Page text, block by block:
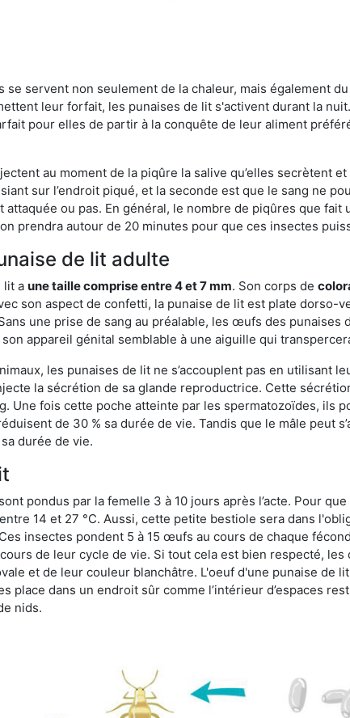
servent non seulement de la chaleur, mais également
leur forfait, les punaises de lit s'activent durant la
pour elles de partir à la conquête de leur aliment
au moment de la piqûre la salive qu’elles secrètent
sur l’endroit piqué, et la seconde est que le sang ne
ou pas. En général, le nombre de piqûres que
prendra autour de 20 minutes pour que ces insectes
de lit adulte
lit a une taille comprise entre 4 et 7 mm. Son corps de
son aspect de confetti, la punaise de lit est plate dorso-
une prise de sang au préalable, les œufs des
appareil génital semblable à une aiguille qui
les punaises de lit ne s’accouplent pas en utilisant
la sécrétion de sa glande reproductrice. Cette
Une fois cette poche atteinte par les spermatozoïdes, ils
de 30 % sa durée de vie. Tandis que le mâle peut
durée de vie.
pondus par la femelle 3 à 10 jours après l’acte. Pour
14 et 27 °C. Aussi, cette petite bestiole sera dans
insectes pondent 5 à 15 œufs au cours de chaque
de leur cycle de vie. Si tout cela est bien respecté,
et de leur couleur blanchâtre. L'oeuf d'une punaise de
place dans un endroit sûr comme l’intérieur d’espaces
nids.